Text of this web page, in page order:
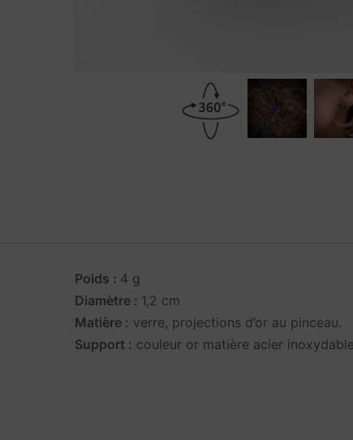
Poids : 4 g
Diamètre : 1,2 cm
Matière : verre, projections d’or au pinceau.
Support : couleur or matière acier